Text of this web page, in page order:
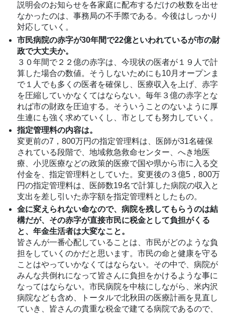
説明会のお知らせを各家庭に配布するだけの枚数を出せ
なかったのは、事務局の不手際である。今後はしっかり
対応していく。
市民病院の赤字が30年間で22億といわれているが市の財
政で大丈夫か。
３０年間で２２億の赤字は、今現状の医者が１９人で計
算した場合の数値。そうしないためにも10月オープンま
で１人でも多くの医者を確保し、医療収入を上げ、赤字
を圧縮していかなくてはならない。毎年３億の赤字とな
れば市の財政を圧迫する。そういうことのないように厚
生連にも強く求めていくし、市としても努力していく。
指定管理料の内容は。
変更前の7，800万円の指定管理料は、医師が31名確保
されている段階で、地域救急救命センター、へき地医
療、小児医療などの政策的医療で国や県から市に入る交
付金を、指定管理料としていた。変更後の３億5，800万
円の指定管理料は、医師数19名で計算した病院の収入と
支出を差し引いた赤字額を指定管理料としたもの。
金に変えられない命なので、病院を残してもらうのは結
構だが、その赤字が直接市民に税金として負担がくる
と、年金生活者は大変なこと。
皆さんが一番心配していることは、市民がどのような負
担をしていくのかだと思います。市民の命と健康を守る
ことはやっていかなくてはならない。その中で、病院が
みんな共倒れになって皆さんに負担をかけるような事に
なってはならない。市民病院を中核にしながら、米内沢
病院なども含め、トータルで北秋田の医療計画を見直し
ていき、皆さんの貴重な税金で建てる病院であるので、